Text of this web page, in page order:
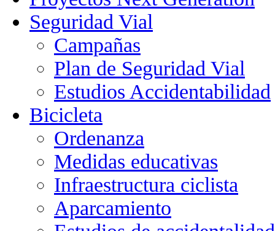
Seguridad Vial
Campañas
Plan de Seguridad Vial
Estudios Accidentabilidad
Bicicleta
Ordenanza
Medidas educativas
Infraestructura ciclista
Aparcamiento